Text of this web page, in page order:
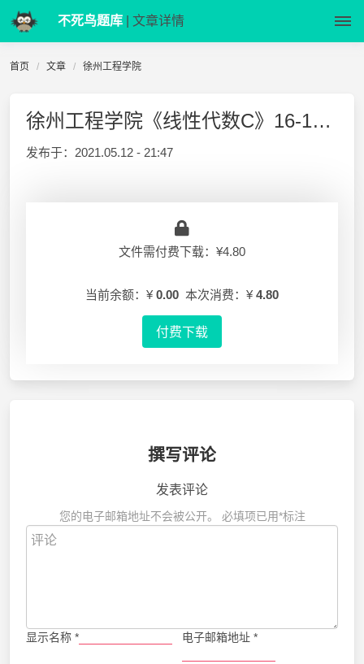
不死鸟题库 | 文章详情
首页 文章 徐州工程学院
徐州工程学院《线性代数C》16-17-1 期末试卷B卷
发布于： 2021.05.12 - 21:47
文件需付费下载：¥4.80
当前余额：¥ 0.00 本次消费：¥ 4.80
付费下载
撰写评论
发表评论
您的电子邮箱地址不会被公开。 必填项已用*标注
显示名称 * 电子邮箱地址 *